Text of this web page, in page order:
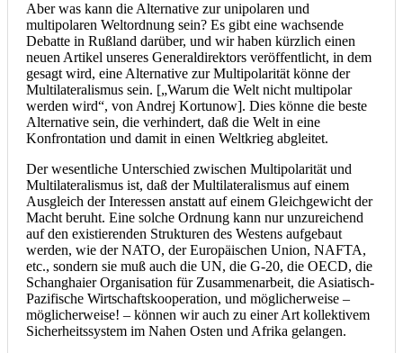
Aber was kann die Alternative zur unipolaren und
multipolaren Weltordnung sein? Es gibt eine wachsende
Debatte in Rußland darüber, und wir haben kürzlich einen
neuen Artikel unseres Generaldirektors veröffentlicht, in dem
gesagt wird, eine Alternative zur Multipolarität könne der
Multilateralismus sein. [„Warum die Welt nicht multipolar
werden wird“, von Andrej Kortunow]. Dies könne die beste
Alternative sein, die verhindert, daß die Welt in eine
Konfrontation und damit in einen Weltkrieg abgleitet.
Der wesentliche Unterschied zwischen Multipolarität und
Multilateralismus ist, daß der Multilateralismus auf einem
Ausgleich der Interessen anstatt auf einem Gleichgewicht der
Macht beruht. Eine solche Ordnung kann nur unzureichend
auf den existierenden Strukturen des Westens aufgebaut
werden, wie der NATO, der Europäischen Union, NAFTA,
etc., sondern sie muß auch die UN, die G-20, die OECD, die
Schanghaier Organisation für Zusammenarbeit, die Asiatisch-
Pazifische Wirtschaftskooperation, und möglicherweise –
möglicherweise! – können wir auch zu einer Art kollektivem
Sicherheitssystem im Nahen Osten und Afrika gelangen.